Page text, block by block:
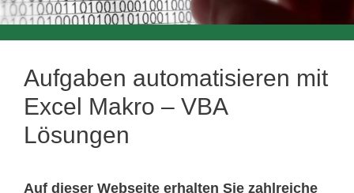
Aufgaben automatisieren mit
Excel Makro – VBA
Lösungen
Auf dieser Webseite erhalten Sie zahlreiche